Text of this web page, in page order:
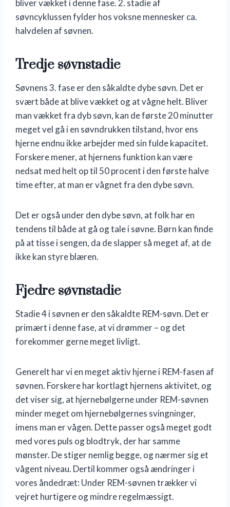
bliver vækket i denne fase. 2. stadie af
søvncyklussen fylder hos voksne mennesker ca.
halvdelen af søvnen.
Tredje søvnstadie
Søvnens 3. fase er den såkaldte dybe søvn. Det er
svært både at blive vækket og at vågne helt. Bliver
man vækket fra dyb søvn, kan de første 20 minutter
meget vel gå i en søvndrukken tilstand, hvor ens
hjerne endnu ikke arbejder med sin fulde kapacitet.
Forskere mener, at hjernens funktion kan være
nedsat med helt op til 50 procent i den første halve
time efter, at man er vågnet fra den dybe søvn.
Det er også under den dybe søvn, at folk har en
tendens til både at gå og tale i søvne. Børn kan finde
på at tisse i sengen, da de slapper så meget af, at de
ikke kan styre blæren.
Fjedre søvnstadie
Stadie 4 i søvnen er den såkaldte REM-søvn. Det er
primært i denne fase, at vi drømmer – og det
forekommer gerne meget livligt.
Generelt har vi en meget aktiv hjerne i REM-fasen af
søvnen. Forskere har kortlagt hjernens aktivitet, og
det viser sig, at hjernebølgerne under REM-søvnen
minder meget om hjernebølgernes svingninger,
imens man er vågen. Dette passer også meget godt
med vores puls og blodtryk, der har samme
mønster. De stiger nemlig begge, og nærmer sig et
vågent niveau. Dertil kommer også ændringer i
vores åndedræt: Under REM-søvnen trækker vi
vejret hurtigere og mindre regelmæssigt.